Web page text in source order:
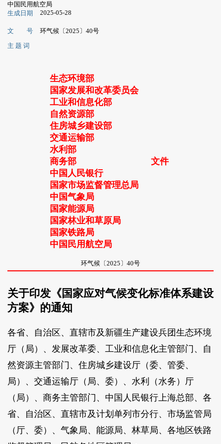
中国民用航空局
生成日期
2025-05-28
文 号
环气候〔2025〕40号
主 题 词
生态环境部
国家发展和改革委员会
工业和信息化部
自然资源部
住房城乡建设部
交通运输部
水利部
商务部
中国人民银行
国家市场监督管理总局
中国气象局
国家能源局
国家林业和草原局
国家铁路局
中国民用航空局
文件
环气候〔2025〕40号
关于印发《国家应对气候变化标准体系建设
方案》的通知
各省、自治区、直辖市及新疆生产建设兵团生态环境
厅（局）、发展改革委、工业和信息化主管部门、自
然资源主管部门、住房城乡建设厅（委、管委、
局）、交通运输厅（局、委）、水利（水务）厅
（局）、商务主管部门、中国人民银行上海总部、各
省、自治区、直辖市及计划单列市分行、市场监管局
（厅、委）、气象局、能源局、林草局、各地区铁路